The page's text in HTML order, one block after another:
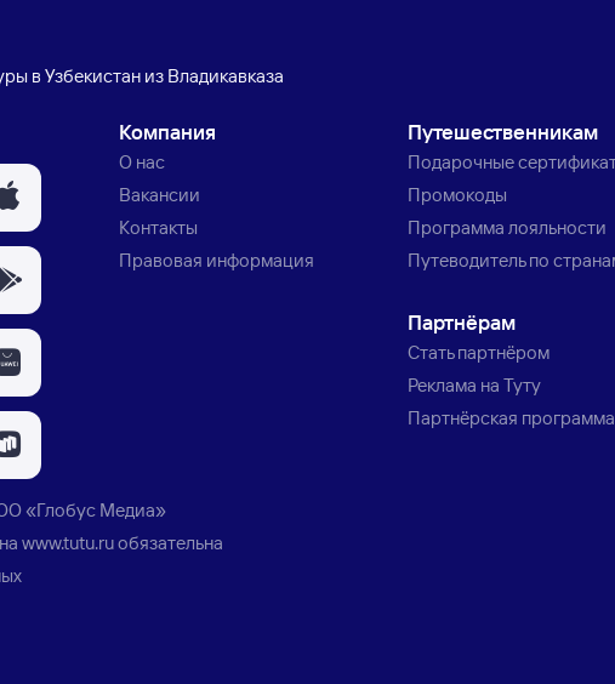
в Узбекистан из Владикавказа
Компания
О нас
Вакансии
Контакты
Правовая информация
Путешественникам
Подарочные
Промокоды
Программа лояльности
Путеводитель по
Партнёрам
Стать партнёром
Реклама на Туту
Партнёрская программа
«Глобус Медиа»
www.tutu.ruобязательна